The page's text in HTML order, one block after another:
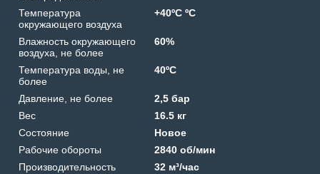
Температура
окружающего воздуха
+40ºС ºС
Влажность окружающего
воздуха, не более
60%
Температура воды, не
более
40ºС
Давление, не более
2,5 бар
Вес
16.5 кг
Состояние
Новое
Рабочие обороты
2840 об/мин
Производительность
32 м³/час